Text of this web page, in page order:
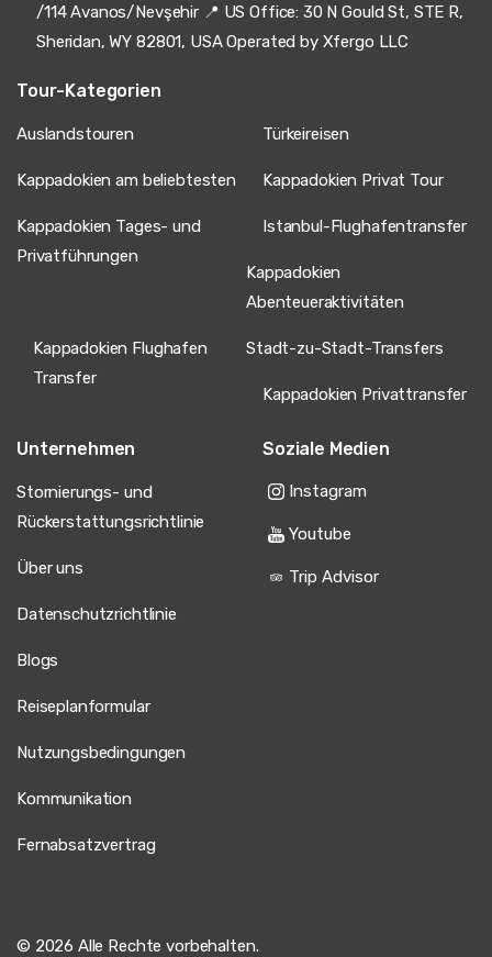
/114 Avanos/Nevşehir 📍 US Office: 30 N Gould St, STE R,
Sheridan, WY 82801, USA Operated by Xfergo LLC
Tour-Kategorien
Auslandstouren Türkeireisen
Kappadokien am beliebtesten Kappadokien Privat Tour
Kappadokien Tages- und
Privatführungen
Istanbul-Flughafentransfer
Kappadokien
Abenteueraktivitäten
Kappadokien Flughafen
Transfer
Stadt-zu-Stadt-Transfers
Kappadokien Privattransfer
Unternehmen
Stornierungs- und
Rückerstattungsrichtlinie
Über uns
Datenschutzrichtlinie
Blogs
Reiseplanformular
Nutzungsbedingungen
Kommunikation
Fernabsatzvertrag
Soziale Medien
Instagram
Youtube
Trip Advisor
© 2026 Alle Rechte vorbehalten.